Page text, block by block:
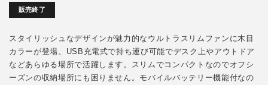
販売終了
スタイリッシュなデザインが魅力的なウルトラスリムファンに木目
カラーが登場。USB充電式で持ち運び可能でデスク上やアウトドア
などあらゆる場所で活躍します。スリムでコンパクトなのでオフシ
ーズンの収納場所にも困りません。モバイルバッテリー機能付なの